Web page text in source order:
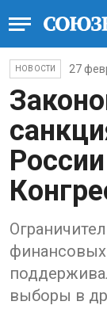
НОВОСТИ 27
финансовых
выборы в